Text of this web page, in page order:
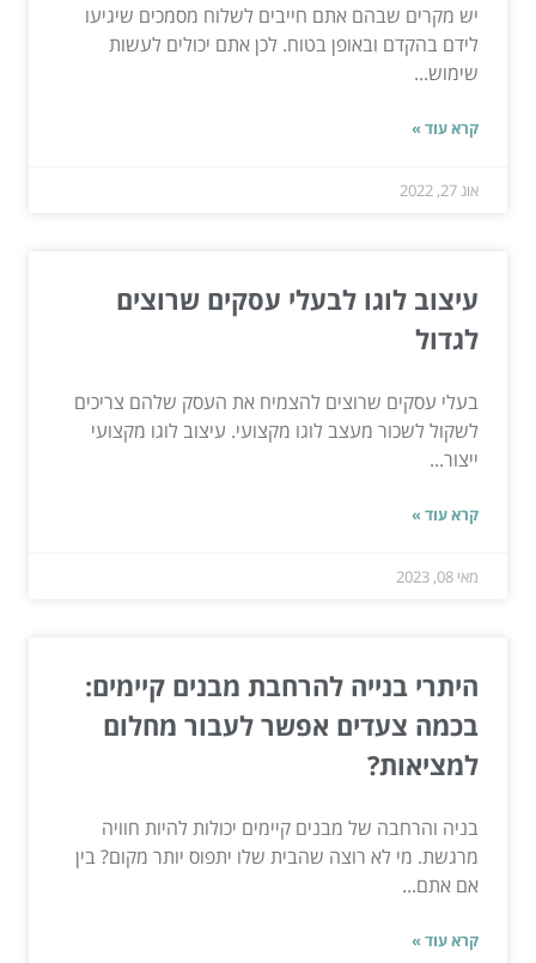
יש מקרים שבהם אתם חייבים לשלוח מסמכים שיגיעו
לידם בהקדם ובאופן בטוח. לכן אתם יכולים לעשות
שימוש...
קרא עוד »
אוג 27, 2022
עיצוב לוגו לבעלי עסקים שרוצים
לגדול
בעלי עסקים שרוצים להצמיח את העסק שלהם צריכים
לשקול לשכור מעצב לוגו מקצועי. עיצוב לוגו מקצועי
ייצור...
קרא עוד »
מאי 08, 2023
היתרי בנייה להרחבת מבנים קיימים:
בכמה צעדים אפשר לעבור מחלום
למציאות?
בניה והרחבה של מבנים קיימים יכולות להיות חוויה
מרגשת. מי לא רוצה שהבית שלו יתפוס יותר מקום? בין
אם אתם...
קרא עוד »